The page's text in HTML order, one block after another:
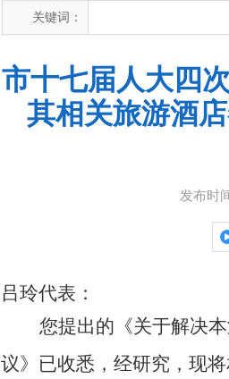
关键词：
市十七届人大四
其相关旅游酒
发布时
吕玲代表 ：
您提出的《关于解决
议》已收悉，经研究，现